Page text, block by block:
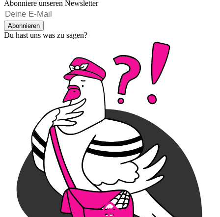
Abonniere unseren Newsletter
Abonnieren
Du hast uns was zu sagen?